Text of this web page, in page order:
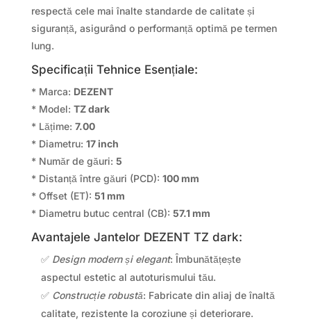
respectă cele mai înalte standarde de calitate și
siguranță, asigurând o performanță optimă pe termen
lung.
Specificații Tehnice Esențiale:
* Marca: DEZENT
* Model: TZ dark
* Lățime: 7.00
* Diametru: 17 inch
* Număr de găuri: 5
* Distanță între găuri (PCD): 100 mm
* Offset (ET): 51 mm
* Diametru butuc central (CB): 57.1 mm
Avantajele Jantelor DEZENT TZ dark:
✅ Design modern și elegant: Îmbunătățește
aspectul estetic al autoturismului tău.
✅ Construcție robustă: Fabricate din aliaj de înaltă
calitate, rezistente la coroziune și deteriorare.